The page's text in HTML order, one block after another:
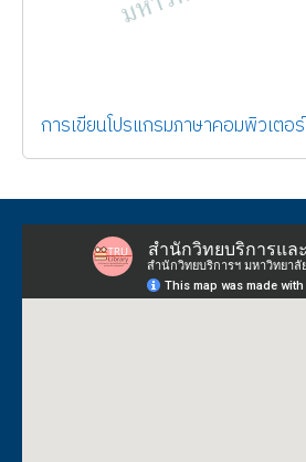
การเขียนโปรแกรมภาษาคอมพิวเตอ